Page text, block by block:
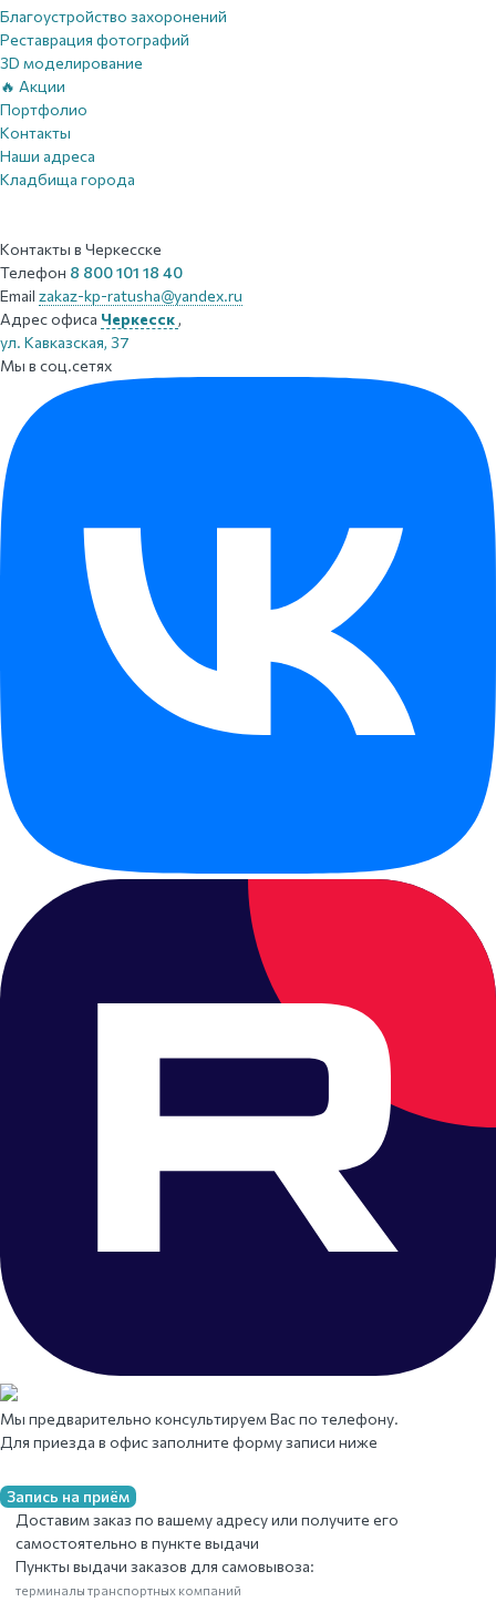
Благоустройство захоронений
Реставрация фотографий
3D моделирование
🔥 Акции
Портфолио
Контакты
Наши адреса
Кладбища города
Контакты в Черкесске
Телефон 8 800 101 18 40
Email zakaz-kp-ratusha@yandex.ru
Адрес офиса Черкесск,
ул. Кавказская, 37
Мы в соц.сетях
Мы предварительно консультируем Вас по телефону.
Для приезда в офис заполните форму записи ниже
Запись на приём
Доставим заказ по вашему адресу или получите его
самостоятельно в пункте выдачи
Пункты выдачи заказов для самовывоза:
терминалы транспортных компаний